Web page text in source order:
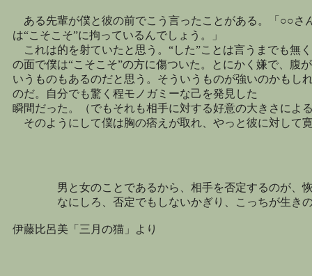
ある先輩が僕と彼の前でこう言ったことがある。「○○さ
は“こそこそ”に拘っているんでしょう。」
これは的を射ていたと思う。“した”ことは言うまでも無
の面で僕は“こそこそ”の方に傷ついた。とにかく嫌で、腹
いうものもあるのだと思う。そういうものが強いのかもし
のだ。自分でも驚く程モノガミーな己を発見した
瞬間だった。（でもそれも相手に対する好意の大きさによ
そのようにして僕は胸の痞えが取れ、やっと彼に対して
男と女のことであるから、相手を否定するのが、恢
なにしろ、否定でもしないかぎり、こっちが生きの
伊藤比呂美「三月の猫」より